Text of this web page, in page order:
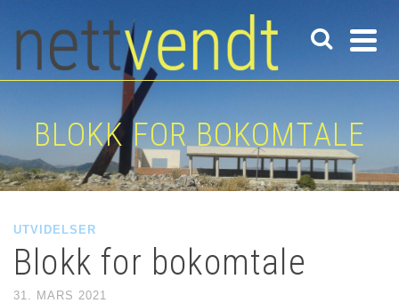
BLOKK FOR BOKOMTALE
UTVIDELSER
Blokk for bokomtale
31. MARS 2021